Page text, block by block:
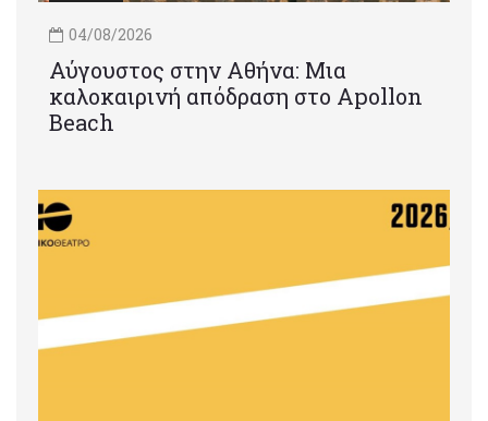
04/08/2026
Αύγουστος στην Αθήνα: Μια
καλοκαιρινή απόδραση στο Apollon
Beach